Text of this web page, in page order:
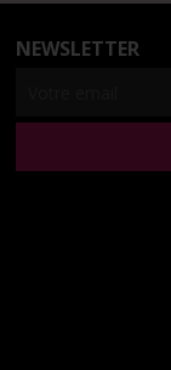
NEWSLETTER